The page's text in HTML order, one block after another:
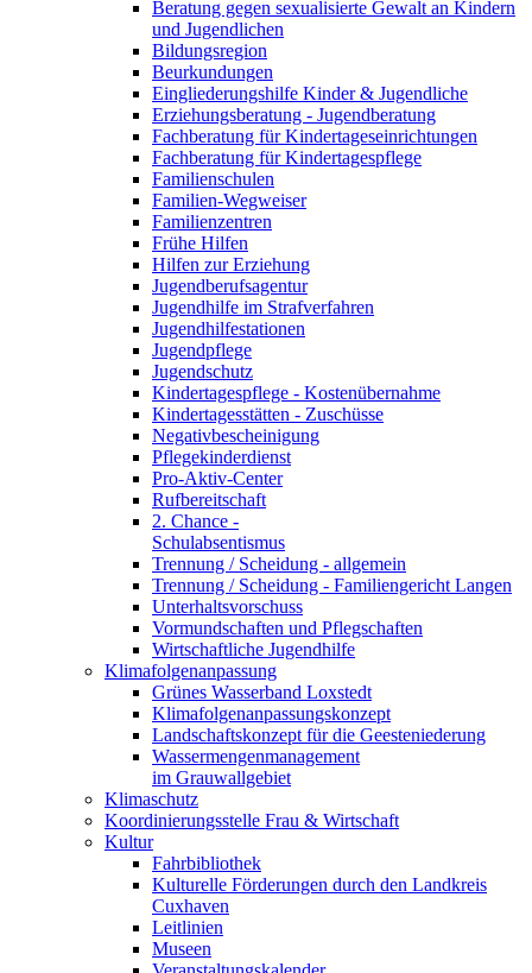
Beratung gegen sexualisierte Gewalt an Kindern
und Jugendlichen
Bildungsregion
Beurkundungen
Eingliederungshilfe Kinder & Jugendliche
Erziehungsberatung - Jugendberatung
Fachberatung für Kindertageseinrichtungen
Fachberatung für Kindertagespflege
Familienschulen
Familien-Wegweiser
Familienzentren
Frühe Hilfen
Hilfen zur Erziehung
Jugendberufsagentur
Jugendhilfe im Strafverfahren
Jugendhilfestationen
Jugendpflege
Jugendschutz
Kindertagespflege - Kostenübernahme
Kindertagesstätten - Zuschüsse
Negativbescheinigung
Pflegekinderdienst
Pro-Aktiv-Center
Rufbereitschaft
2. Chance -
Schulabsentismus
Trennung / Scheidung - allgemein
Trennung / Scheidung - Familiengericht Langen
Unterhaltsvorschuss
Vormundschaften und Pflegschaften
Wirtschaftliche Jugendhilfe
Klimafolgenanpassung
Grünes Wasserband Loxstedt
Klimafolgenanpassungskonzept
Landschaftskonzept für die Geesteniederung
Wassermengenmanagement
im Grauwallgebiet
Klimaschutz
Koordinierungsstelle Frau & Wirtschaft
Kultur
Fahrbibliothek
Kulturelle Förderungen durch den Landkreis
Cuxhaven
Leitlinien
Museen